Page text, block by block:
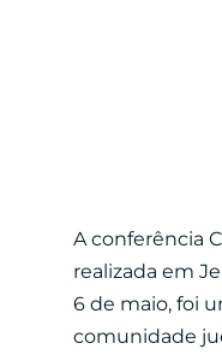
A conferência
realizada em
6 de maio, foi
comunidade